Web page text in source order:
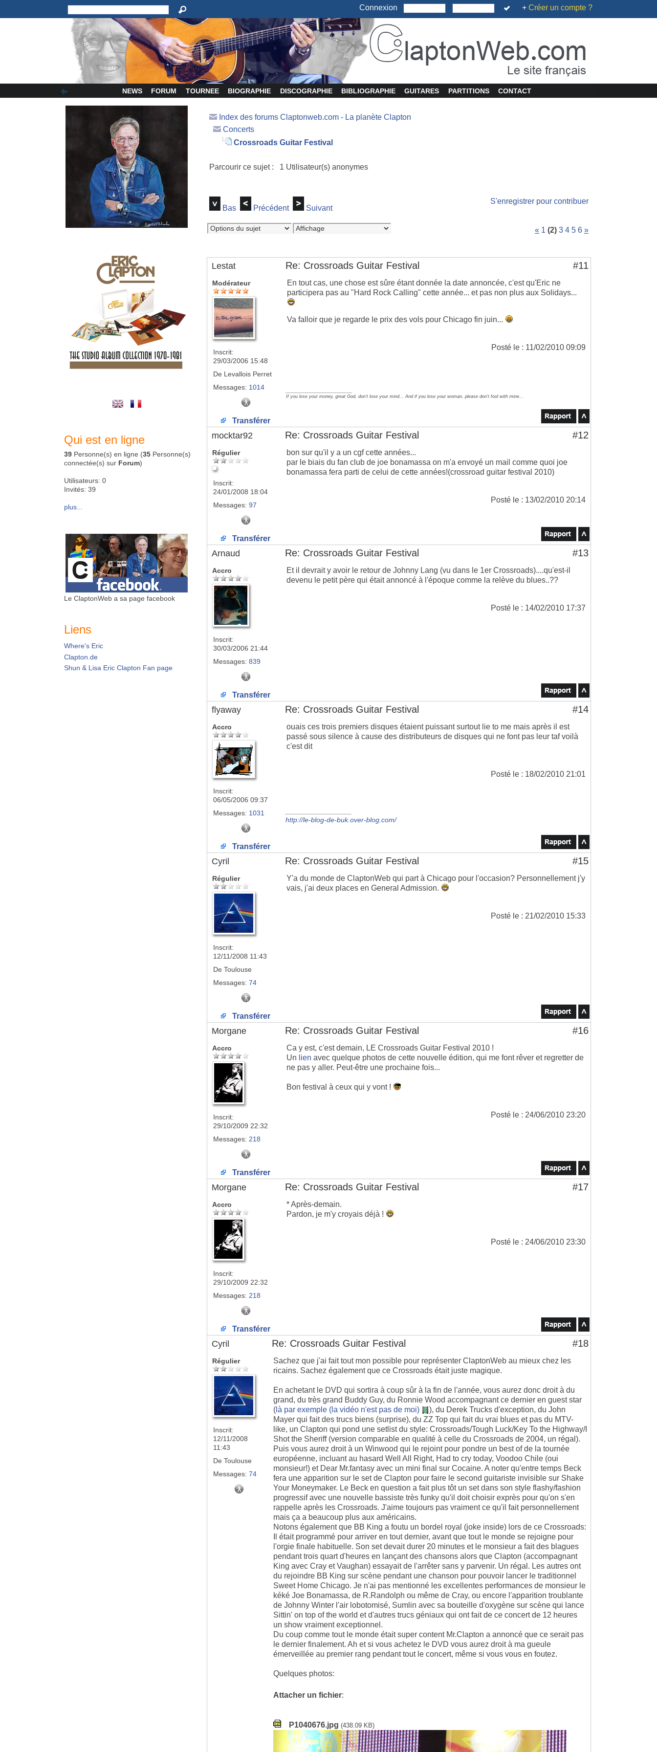
Connexion + Créer un compte ?
NEWS FORUM TOURNEE BIOGRAPHIE DISCOGRAPHIE BIBLIOGRAPHIE GUITARES PARTITIONS CONTACT
Qui est en ligne
39 Personne(s) en ligne (35 Personne(s)
connectée(s) sur Forum)
Utilisateurs: 0
Invités: 39
plus...
Le ClaptonWeb a sa page facebook
Liens
Where's Eric
Clapton.de
Shun & Lisa Eric Clapton Fan page
Index des forums Claptonweb.com - La planète Clapton
Concerts
Crossroads Guitar Festival
Parcourir ce sujet : 1 Utilisateur(s) anonymes
Bas Précédent Suivant
S'enregistrer pour contribuer
« 1 (2) 3 4 5 6 »
Lestat Re: Crossroads Guitar Festival #11
Modérateur
Inscrit:
29/03/2006 15:48
De Levallois Perret
Messages: 1014
En tout cas, une chose est sûre étant donnée la date annoncée, c'est qu'Eric ne
participera pas au "Hard Rock Calling" cette année... et pas non plus aux Solidays...
Va falloir que je regarde le prix des vols pour Chicago fin juin...
Posté le : 11/02/2010 09:09
If you lose your money, great God, don't lose your mind... And if you lose your woman, please don't fool with mine...
Transférer
mocktar92 Re: Crossroads Guitar Festival #12
Régulier
Inscrit:
24/01/2008 18:04
Messages: 97
bon sur qu'il y a un cgf cette années...
par le biais du fan club de joe bonamassa on m'a envoyé un mail comme quoi joe
bonamassa fera parti de celui de cette années!(crossroad guitar festival 2010)
Posté le : 13/02/2010 20:14
Transférer
Arnaud Re: Crossroads Guitar Festival #13
Accro
Inscrit:
30/03/2006 21:44
Messages: 839
Et il devrait y avoir le retour de Johnny Lang (vu dans le 1er Crossroads)....qu'est-il
devenu le petit père qui était annoncé à l'époque comme la relève du blues..??
Posté le : 14/02/2010 17:37
Transférer
flyaway Re: Crossroads Guitar Festival #14
Accro
Inscrit:
06/05/2006 09:37
Messages: 1031
ouais ces trois premiers disques étaient puissant surtout lie to me mais après il est
passé sous silence à cause des distributeurs de disques qui ne font pas leur taf voilà
c'est dit
Posté le : 18/02/2010 21:01
http://le-blog-de-buk.over-blog.com/
Transférer
Cyril Re: Crossroads Guitar Festival #15
Régulier
Inscrit:
12/11/2008 11:43
De Toulouse
Messages: 74
Y'a du monde de ClaptonWeb qui part à Chicago pour l'occasion? Personnellement j'y
vais, j'ai deux places en General Admission.
Posté le : 21/02/2010 15:33
Transférer
Morgane Re: Crossroads Guitar Festival #16
Accro
Inscrit:
29/10/2009 22:32
Messages: 218
Ca y est, c'est demain, LE Crossroads Guitar Festival 2010 !
Un lien avec quelque photos de cette nouvelle édition, qui me font rêver et regretter de
ne pas y aller. Peut-être une prochaine fois...
Bon festival à ceux qui y vont !
Posté le : 24/06/2010 23:20
Transférer
Morgane Re: Crossroads Guitar Festival #17
Accro
Inscrit:
29/10/2009 22:32
Messages: 218
* Après-demain.
Pardon, je m'y croyais déjà !
Posté le : 24/06/2010 23:30
Transférer
Cyril Re: Crossroads Guitar Festival #18
Régulier
Inscrit:
12/11/2008
11:43
De Toulouse
Messages: 74
Sachez que j'ai fait tout mon possible pour représenter ClaptonWeb au mieux chez les
ricains. Sachez également que ce Crossroads était juste magique.
En achetant le DVD qui sortira à coup sûr à la fin de l'année, vous aurez donc droit à du
grand, du très grand Buddy Guy, du Ronnie Wood accompagnant ce dernier en guest star
( là par exemple (la vidéo n'est pas de moi)
), du Derek Trucks d'exception, du John
Mayer qui fait des trucs biens (surprise), du ZZ Top qui fait du vrai blues et pas du MTV-
like, un Clapton qui pond une setlist du style: Crossroads/Tough Luck/Key To the Highway/I
Shot the Sheriff (version comparable en qualité à celle du Crossroads de 2004, un régal).
Puis vous aurez droit à un Winwood qui le rejoint pour pondre un best of de la tournée
européenne, incluant au hasard Well All Right, Had to cry today, Voodoo Chile (oui
monsieur!) et Dear Mr.fantasy avec un mini final sur Cocaine. A noter qu'entre temps Beck
fera une apparition sur le set de Clapton pour faire le second guitariste invisible sur Shake
Your Moneymaker. Le Beck en question a fait plus tôt un set dans son style flashy/fashion
progressif avec une nouvelle bassiste très funky qu'il doit choisir exprès pour qu'on s'en
rappelle après les Crossroads. J'aime toujours pas vraiment ce qu'il fait personnellement
mais ça a beaucoup plus aux américains.
Notons également que BB King a foutu un bordel royal (joke inside) lors de ce Crossroads:
Il était programmé pour arriver en tout dernier, avant que tout le monde se rejoigne pour
l'orgie finale habituelle. Son set devait durer 20 minutes et le monsieur a fait des blagues
pendant trois quart d'heures en lançant des chansons alors que Clapton (accompagnant
King avec Cray et Vaughan) essayait de l'arrêter sans y parvenir. Un régal. Les autres ont
du rejoindre BB King sur scène pendant une chanson pour pouvoir lancer le traditionnel
Sweet Home Chicago. Je n'ai pas mentionné les excellentes performances de monsieur le
kéké Joe Bonamassa, de R.Randolph ou même de Cray, ou encore l'apparition troublante
de Johnny Winter l'air lobotomisé, Sumlin avec sa bouteille d'oxygène sur scène qui lance
Sittin' on top of the world et d'autres trucs géniaux qui ont fait de ce concert de 12 heures
un show vraiment exceptionnel.
Du coup comme tout le monde était super content Mr.Clapton a annoncé que ce serait pas
le dernier finalement. Ah et si vous achetez le DVD vous aurez droit à ma gueule
émerveillée au premier rang pendant tout le concert, même si vous vous en foutez.
Quelques photos:
Attacher un fichier:
P1040676.jpg (438.09 KB)